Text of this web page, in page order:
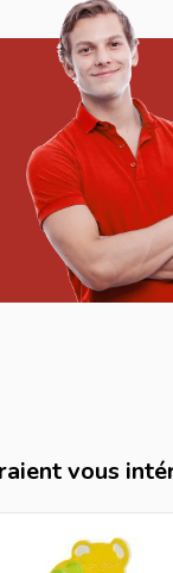
vous